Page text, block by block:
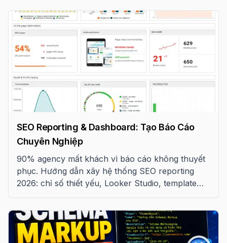
SEO Reporting & Dashboard: Tạo Báo Cáo
Chuyên Nghiệp
90% agency mất khách vì báo cáo không thuyết
phục. Hướng dẫn xây hệ thống SEO reporting
2026: chỉ số thiết yếu, Looker Studio, template